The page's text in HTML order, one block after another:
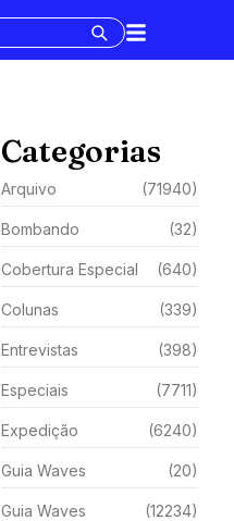
Categorias
Arquivo (71940)
Bombando (32)
Cobertura Especial (640)
Colunas (339)
Entrevistas (398)
Especiais (7711)
Expedição (6240)
Guia Waves (20)
Guia Waves (12234)